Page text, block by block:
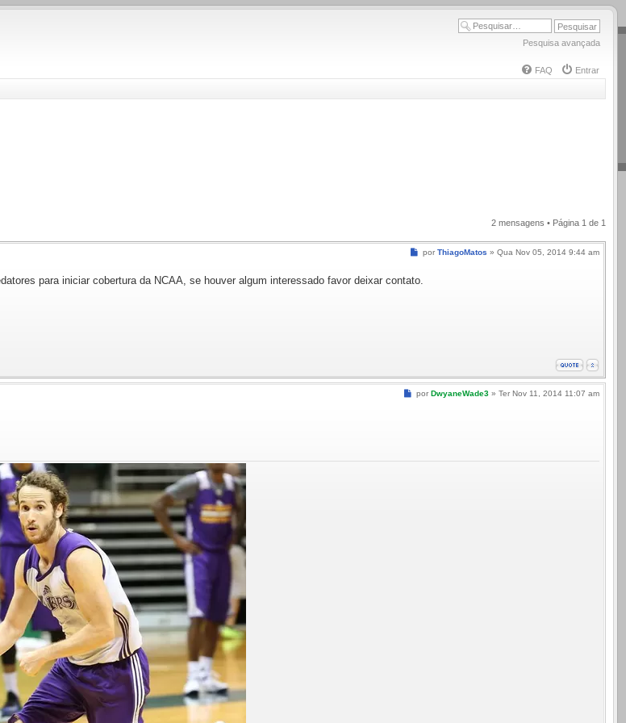
Pesquisa avançada
FAQ
Entrar
2 mensagens • Página 1 de 1
Mensagem
por ThiagoMatos » Qua Nov 05, 2014 9:44 am
para iniciar cobertura da NCAA, se houver algum interessado favor deixar contato.
Mensagem
por DwyaneWade3 » Ter Nov 11, 2014 11:07 am